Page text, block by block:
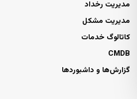
مدیریت رخداد
مدیریت مشکل
کاتالوگ خدمات
CMDB
گزارش‌ها و داشبوردها